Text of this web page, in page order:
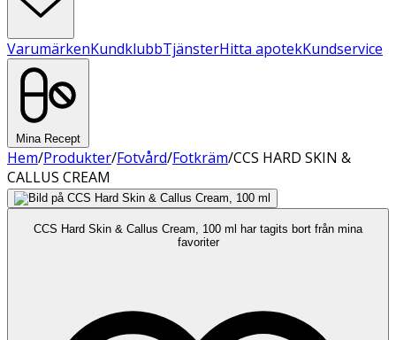
VarumärkenKundklubbTjänsterHitta apotekKundservice
Mina Recept
Hem/Produkter/Fotvård/Fotkräm/CCS HARD SKIN &
CALLUS CREAM
CCS Hard Skin & Callus Cream, 100 ml har tagits bort från mina
favoriter